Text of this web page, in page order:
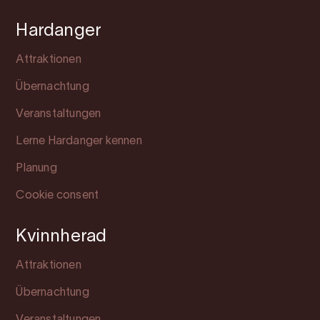
Hardanger
Attraktionen
Übernachtung
Veranstaltungen
Lerne Hardanger kennen
Planung
Cookie consent
Kvinnherad
Attraktionen
Übernachtung